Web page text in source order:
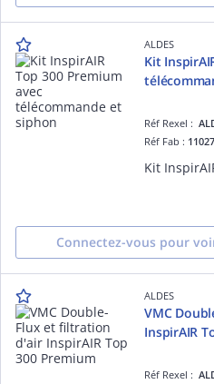
ALDES
Kit
Réf Rexel :
Réf Fab :
Connectez-vous pour
ALDES
VMC
InspirAIR
Réf Rexel :